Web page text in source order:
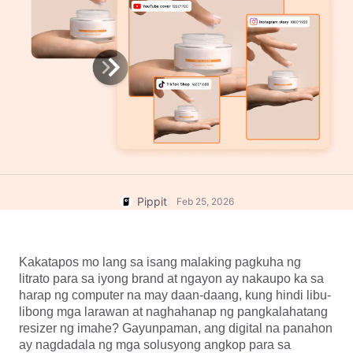
I-edit Ngayon
Mga AI na Larawan ng
Walang kahirap-hirap na bumuo
ng produkto nang maramihan.
Help Center
Account ng User
Pamamahahala ng Mga Asset
Pag-publish at Analytics
Mga Larawan ng Produkto
Isang Click na Solusyon sa
Nangungunang Mga Website
ng Template ng Video ng
Promo
7 Mga Ideya sa Poster na
Pang-promosyon
Mga Poster ng Produkto na
Background ng Produkto na
Benta
Mga Tip sa Social Media
Lumikha ng Facebook Cover
Photos
Pippit Feb 25, 2026
Kakatapos mo lang sa isang malaking pagkuha ng
litrato para sa iyong brand at ngayon ay nakaupo ka sa
harap ng computer na may daan-daang, kung hindi libu-
libong mga larawan at naghahanap ng pangkalahatang
resizer ng imahe? Gayunpaman, ang digital na panahon
ay nagdadala ng mga solusyong angkop para sa